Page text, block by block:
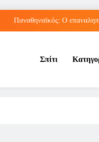
Παναθηναϊκός: Ο
Νέα Κρήτη: Πώς η φράση
Παναθηναϊκός: Ο
Πώς
Σπίτι